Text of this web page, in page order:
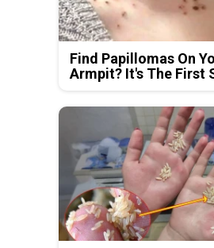
Find Papillomas On
Armpit? It's The First